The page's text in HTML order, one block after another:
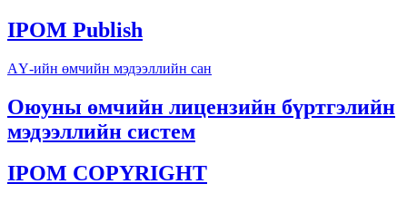
IPOM Publish
АҮ-ийн өмчийн мэдээллийн сан
Оюуны өмчийн лицензийн бүртгэлийн
мэдээллийн систем
IPOM COPYRIGHT